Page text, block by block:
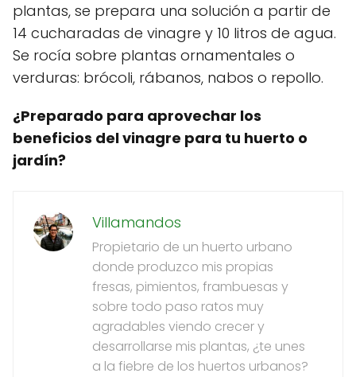
plantas, se prepara una solución a partir de
14 cucharadas de vinagre y 10 litros de agua.
Se rocía sobre plantas ornamentales o
verduras: brócoli, rábanos, nabos o repollo.
¿Preparado para aprovechar los
beneficios del vinagre para tu huerto o
jardín?
Villamandos
Propietario de un huerto urbano
donde produzco mis propias
fresas, pimientos, frambuesas y
sobre todo paso ratos muy
agradables viendo crecer y
desarrollarse mis plantas, ¿te unes
a la fiebre de los huertos urbanos?